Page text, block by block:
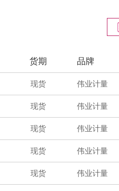
货期 品牌
现货 伟业计量
现货 伟业计量
现货 伟业计量
现货 伟业计量
现货 伟业计量